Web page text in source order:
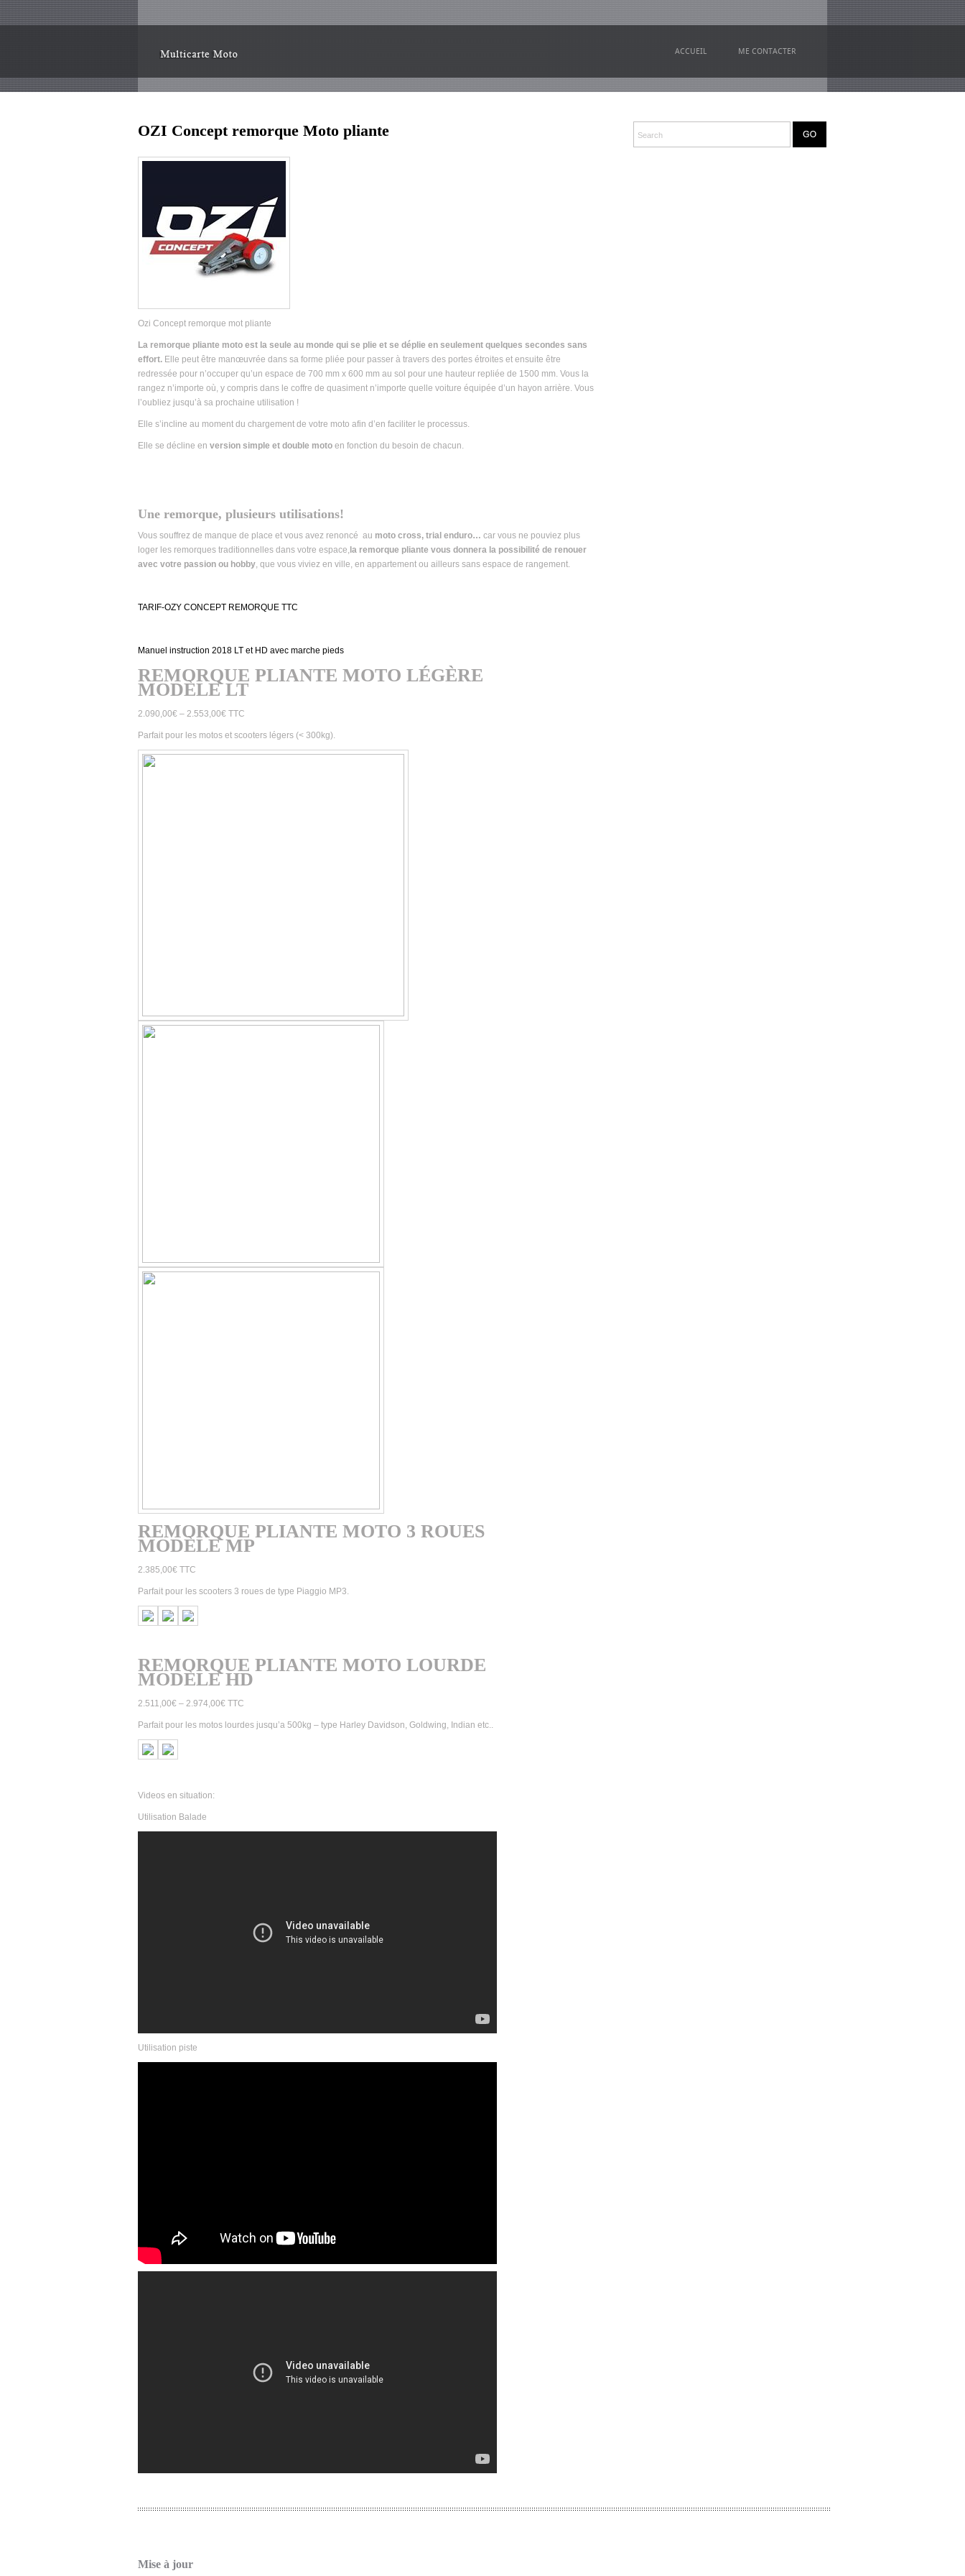
ACCUEIL ME CONTACTER
OZI Concept remorque Moto pliante
Ozi Concept remorque mot pliante
La remorque pliante moto est la seule au monde qui se plie et se déplie en seulement quelques secondes sans
effort. Elle peut être manœuvrée dans sa forme pliée pour passer à travers des portes étroites et ensuite être
redressée pour n’occuper qu’un espace de 700 mm x 600 mm au sol pour une hauteur repliée de 1500 mm. Vous la
rangez n’importe où, y compris dans le coffre de quasiment n’importe quelle voiture équipée d’un hayon arrière. Vous
l’oubliez jusqu’à sa prochaine utilisation !
Elle s’incline au moment du chargement de votre moto afin d’en faciliter le processus.
Elle se décline en version simple et double moto en fonction du besoin de chacun.
Une remorque, plusieurs utilisations!
Vous souffrez de manque de place et vous avez renoncé au moto cross, trial enduro… car vous ne pouviez plus
loger les remorques traditionnelles dans votre espace, la remorque pliante vous donnera la possibilité de renouer
avec votre passion ou hobby, que vous viviez en ville, en appartement ou ailleurs sans espace de rangement.
TARIF-OZY CONCEPT REMORQUE TTC
Manuel instruction 2018 LT et HD avec marche pieds
REMORQUE PLIANTE MOTO LÉGÈRE
MODÈLE LT
2.090,00€ – 2.553,00€ TTC
Parfait pour les motos et scooters légers (< 300kg).
REMORQUE PLIANTE MOTO 3 ROUES
MODÈLE MP
2.385,00€ TTC
Parfait pour les scooters 3 roues de type Piaggio MP3.
REMORQUE PLIANTE MOTO LOURDE
MODÈLE HD
2.511,00€ – 2.974,00€ TTC
Parfait pour les motos lourdes jusqu’a 500kg – type Harley Davidson, Goldwing, Indian etc..
Videos en situation:
Utilisation Balade
Utilisation piste
Mise à jour